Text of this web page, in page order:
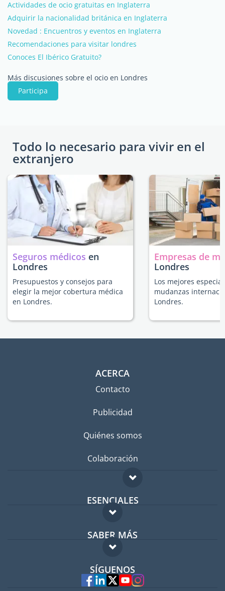
Actividades de ocio gratuitas en Inglaterra
Adquirir la nacionalidad británica en Inglaterra
Novedad : Encuentros y eventos en Inglaterra
Recomendaciones para visitar londres
Conoces El Ibérico Gratuito?
Más discusiones sobre el ocio en Londres
Participa
Todo lo necesario para vivir en el
extranjero
Seguros médicos en
Londres
Presupuestos y consejos para
elegir la mejor cobertura médica
en Londres.
Empresas de
Londres
Los mejores
mudanzas
Londres.
ACERCA
Contacto
Publicidad
Quiénes somos
Colaboración
ESENCIALES
Foro para expatriados
Guía para expatriados
Trabajos en el extranjero
SABER MÁS
FAQ
Expertos
SÍGUENOS